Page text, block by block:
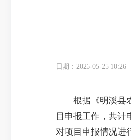
日期：2026-05-25 10:26
根据《明溪县农
目申报工作，共计
对项目申报情况进